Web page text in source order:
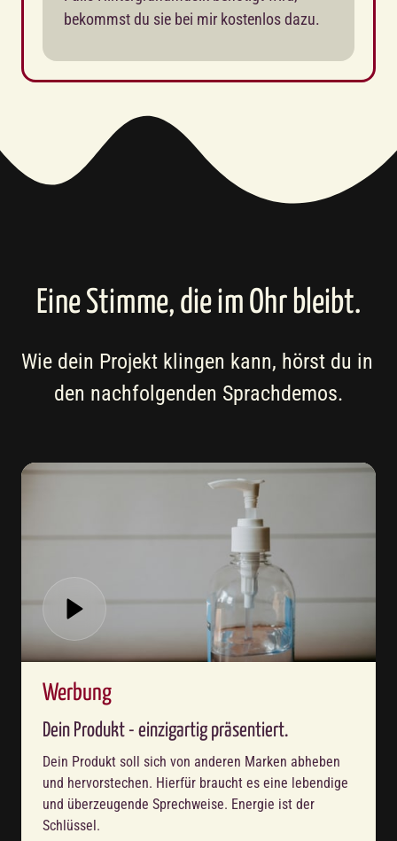
bekommst du sie bei mir kostenlos dazu.
Eine Stimme, die im Ohr bleibt.
Wie dein Projekt klingen kann, hörst du in
den nachfolgenden Sprachdemos.
Werbung
Dein Produkt - einzigartig präsentiert.
Dein Produkt soll sich von anderen Marken abheben
und hervorstechen. Hierfür braucht es eine lebendige
und überzeugende Sprechweise. Energie ist der
Schlüssel.